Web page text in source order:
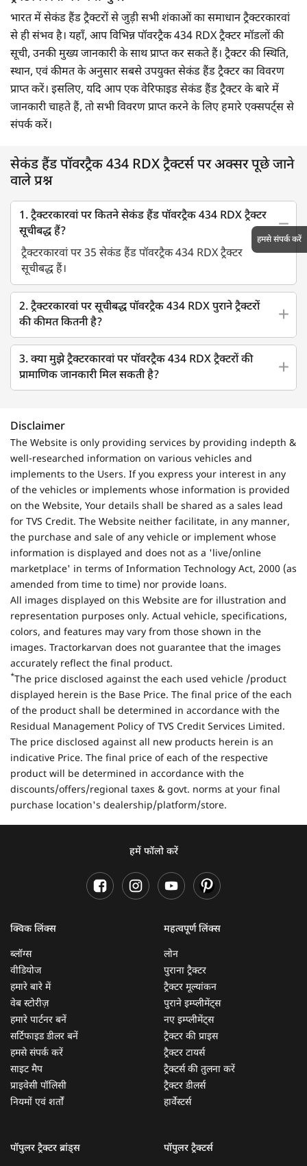
भारत में सेकंड हैंड ट्रैक्टरों से जुड़ी सभी शंकाओं का समाधान ट्रैक्टरकारवां
से ही संभव है। यहाँ, आप विभिन्न पॉवरट्रैक 434 RDX ट्रैक्टर मॉडलों की
सूची, उनकी मुख्य जानकारी के साथ प्राप्त कर सकते हैं। ट्रैक्टर की स्थिति,
स्थान, एवं कीमत के अनुसार सबसे उपयुक्त सेकंड हैंड ट्रैक्टर का विवरण
प्राप्त करें। इसलिए, यदि आप एक वेरिफाइड सेकंड हैंड ट्रैक्टर के बारे में
जानकारी चाहते हैं, तो सभी विवरण प्राप्त करने के लिए हमारे एक्सपर्ट्स से
संपर्क करें।
सेकंड हैंड पॉवरट्रैक 434 RDX ट्रैक्टर्स पर अक्सर पूछे जाने
वाले प्रश्न
1. ट्रैक्टरकारवां पर कितने सेकंड हैंड पॉवरट्रैक 434 RDX ट्रैक्टर
सूचीबद्ध हैं?
ट्रैक्टरकारवां पर 35 सेकंड हैंड पॉवरट्रैक 434 RDX ट्रैक्टर
सूचीबद्ध हैं।
2. ट्रैक्टरकारवां पर सूचीबद्ध पॉवरट्रैक 434 RDX पुराने ट्रैक्टरों
की कीमत कितनी है?
3. क्या मुझे ट्रैक्टरकारवां पर पॉवरट्रैक 434 RDX ट्रैक्टरों की
प्रामाणिक जानकारी मिल सकती है?
Disclaimer
The Website is only providing services by providing indepth &
well-researched information on various vehicles and
implements to the Users. If you express your interest in any
of the vehicles or implements whose information is provided
on the Website, Your details shall be shared as a sales lead
for TVS Credit. The Website neither facilitate, in any manner,
the purchase and sale of any vehicle or implement whose
information is displayed and does not as a 'live/online
marketplace' in terms of Information Technology Act, 2000 (as
amended from time to time) nor provide loans.
All images displayed on this Website are for illustration and
representation purposes only. Actual vehicle, specifications,
colors, and features may vary from those shown in the
images. Tractorkarvan does not guarantee that the images
accurately reflect the final product.
*The price disclosed against the each used vehicle /product
displayed herein is the Base Price. The final price of the each
of the product shall be determined in accordance with the
Residual Management Policy of TVS Credit Services Limited.
The price disclosed against all new products herein is an
indicative Price. The final price of each of the respective
product will be determined in accordance with the
discounts/offers/regional taxes & govt. norms at your final
purchase location's dealership/platform/store.
हमें फॉलो करें
क्विक लिंक्स
ब्लॉग्स
वीडियोज
हमारे बारे में
वेब स्टोरीज़
हमारे पार्टनर बनें
सर्टिफाइड डीलर बनें
हमसे संपर्क करें
साइट मैप
प्राइवेसी पॉलिसी
नियमों एवं शर्तों
महत्वपूर्ण लिंक्स
लोन
पुराना ट्रैक्टर
ट्रैक्टर मूल्यांकन
पुराने इम्प्लीमेंट्स
नए इम्प्लीमेंट्स
ट्रैक्टर की प्राइस
ट्रैक्टर टायर्स
ट्रैक्टर्स की तुलना करें
ट्रैक्टर डीलर्स
हार्वेस्टर्स
पॉपुलर ट्रैक्टर ब्रांड्स
पॉपुलर ट्रैक्टर्स
हमसे संपर्क करें